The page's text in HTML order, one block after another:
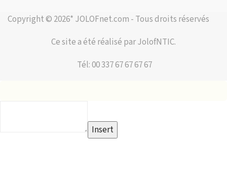
Copyright © 2026* JOLOFnet.com - Tous droits réservés
Ce site a été réalisé par JolofNTIC.
Tél: 00 337 67 67 67 67
Insert